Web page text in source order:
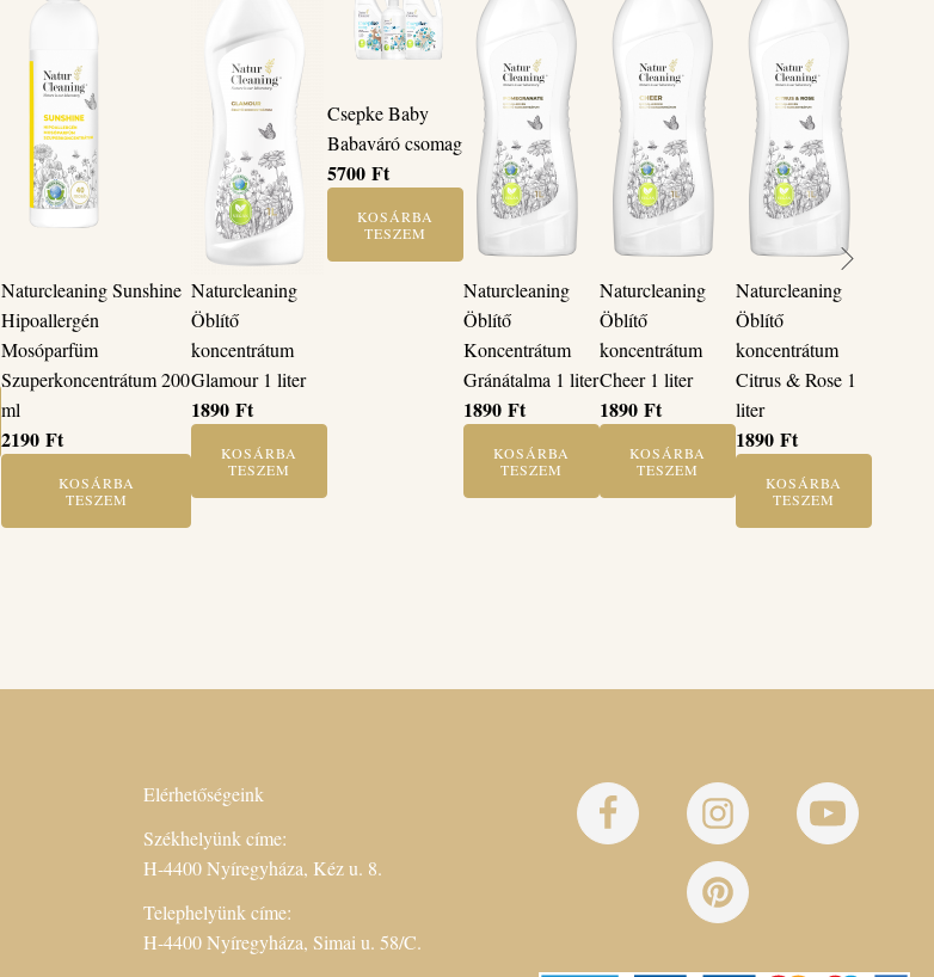
Naturcleaning Sunshine
Hipoallergén
Mosóparfüm
Szuperkoncentrátum 200
ml
2190Ft
KOSÁRBA
TESZEM
Naturcleaning
Öblítő
koncentrátum
Glamour 1 liter
1890 Ft
KOSÁRBA
TESZEM
Csepke Baby
Babaváró csomag
5700 Ft
KOSÁRBA
TESZEM
Naturcleaning
Öblítő
Koncentrátum
Gránátalma 1 liter
1890 Ft
KOSÁRBA
TESZEM
Naturcleaning
Öblítő
koncentrátum
Cheer 1 liter
1890 Ft
KOSÁRBA
TESZEM
Naturcleaning
Öblítő
koncentrátum
Citrus & Rose 1
liter
1890 Ft
KOSÁRBA
TESZEM
Elérhetőségeink
Székhelyünk címe:
H-4400 Nyíregyháza, Kéz u. 8.
Telephelyünk címe:
H-4400 Nyíregyháza, Simai u. 58/C.